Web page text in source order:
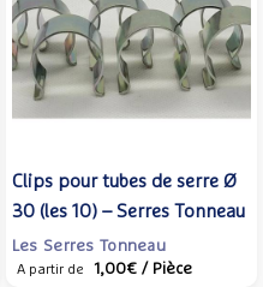
Clips pour tubes de serre Ø
30 (les 10) – Serres Tonneau
Les Serres Tonneau
A partir de 1,00€ / Pièce